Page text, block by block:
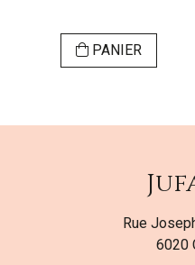
PANIER
Rue
6020